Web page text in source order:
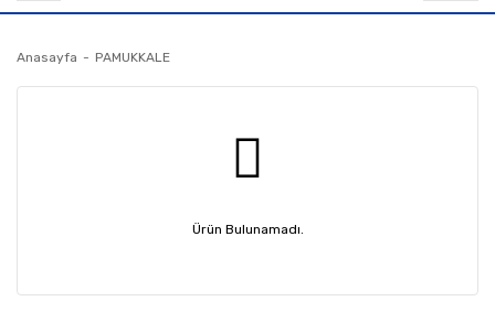
Anasayfa PAMUKKALE
Ürün Bulunamadı.